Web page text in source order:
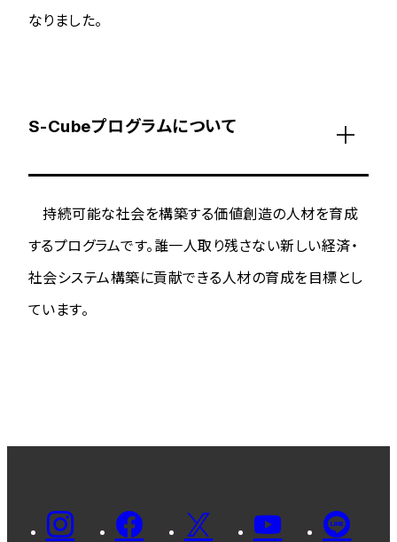
なりました。
S-Cubeプログラムについて
持続可能な社会を構築する価値創造の人材を育成
するプログラムです。誰一人取り残さない新しい経済・
社会システム構築に貢献できる人材の育成を目標とし
ています。